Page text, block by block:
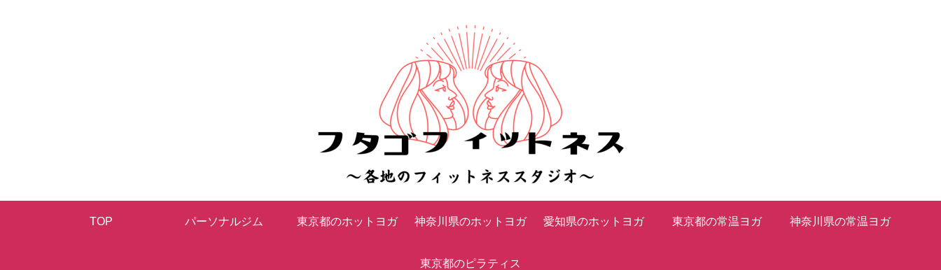
TOP パーソナルジム 東京都のホットヨガ 神奈川県のホットヨガ 愛知県のホットヨガ 東京都の常温ヨガ 神奈川県の常温ヨガ
東京都のピラティス